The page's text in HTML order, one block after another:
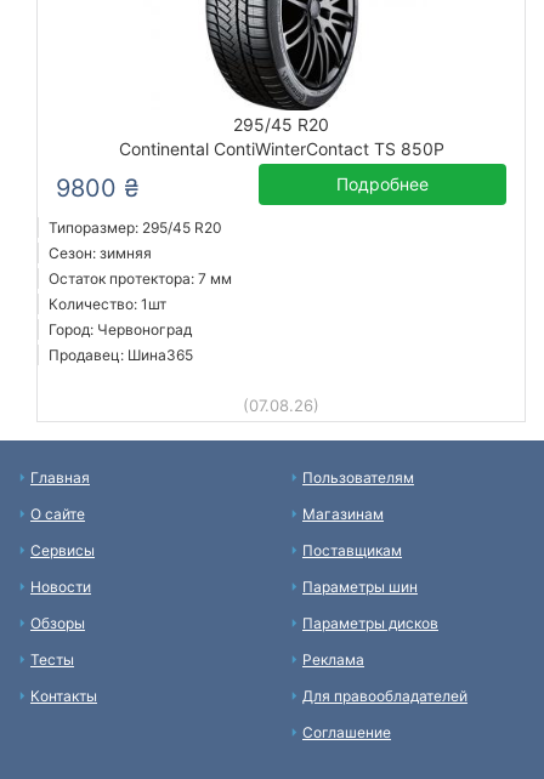
295/45 R20
Continental ContiWinterContact TS 850P
9800 ₴ Подробнее
Типоразмер: 295/45 R20
Сезон: зимняя
Остаток протектора: 7 мм
Количество: 1шт
Город: Червоноград
Продавец: Шина365
(07.08.26)
Главная
О сайте
Сервисы
Новости
Обзоры
Тесты
Контакты
Пользователям
Магазинам
Поставщикам
Параметры шин
Параметры дисков
Реклама
Для правообладателей
Соглашение